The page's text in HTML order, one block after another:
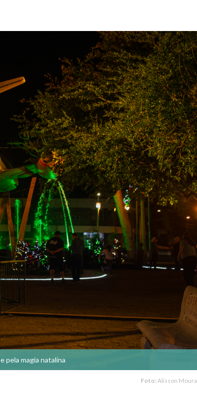
pela magia natalina
Foto: Alisson Moura